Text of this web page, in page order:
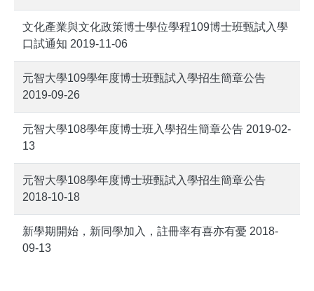
文化產業與文化政策博士學位學程109博士班甄試入學
口試通知 2019-11-06
元智大學109學年度博士班甄試入學招生簡章公告
2019-09-26
元智大學108學年度博士班入學招生簡章公告 2019-02-
13
元智大學108學年度博士班甄試入學招生簡章公告
2018-10-18
新學期開始，新同學加入，註冊率有喜亦有憂 2018-
09-13